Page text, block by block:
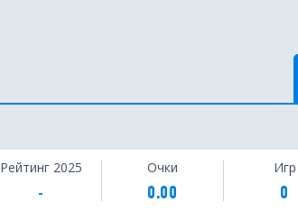
Рейтинг 2025
-
Очки
0.00
Игр
0